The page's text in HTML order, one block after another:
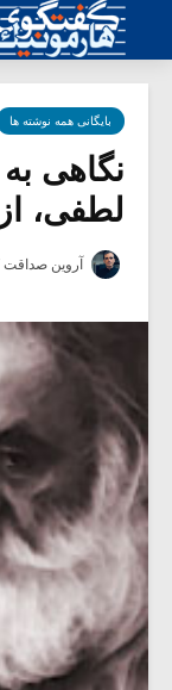
بایگانی همه نوشته ها
نگاهی
لطفی،
آروین